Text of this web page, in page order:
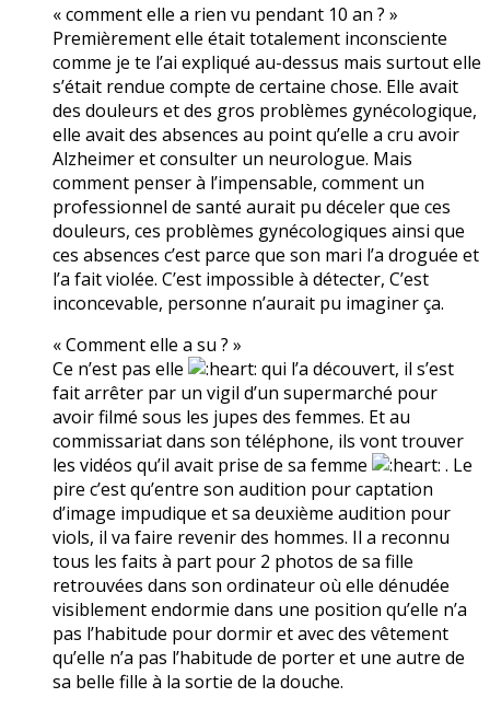
« comment elle a rien vu pendant 10 an ? »
Premièrement elle était totalement inconsciente
comme je te l’ai expliqué au-dessus mais surtout elle
s’était rendue compte de certaine chose. Elle avait
des douleurs et des gros problèmes gynécologique,
elle avait des absences au point qu’elle a cru avoir
Alzheimer et consulter un neurologue. Mais
comment penser à l’impensable, comment un
professionnel de santé aurait pu déceler que ces
douleurs, ces problèmes gynécologiques ainsi que
ces absences c’est parce que son mari l’a droguée et
l’a fait violée. C’est impossible à détecter, C’est
inconcevable, personne n’aurait pu imaginer ça.
« Comment elle a su ? »
Ce n’est pas elle
qui l’a découvert, il s’est
fait arrêter par un vigil d’un supermarché pour
avoir filmé sous les jupes des femmes. Et au
commissariat dans son téléphone, ils vont trouver
les vidéos qu’il avait prise de sa femme
. Le
pire c’est qu’entre son audition pour captation
d’image impudique et sa deuxième audition pour
viols, il va faire revenir des hommes. Il a reconnu
tous les faits à part pour 2 photos de sa fille
retrouvées dans son ordinateur où elle dénudée
visiblement endormie dans une position qu’elle n’a
pas l’habitude pour dormir et avec des vêtement
qu’elle n’a pas l’habitude de porter et une autre de
sa belle fille à la sortie de la douche.